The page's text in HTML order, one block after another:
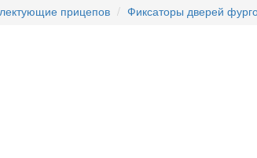
прицепов Фиксаторы дверей